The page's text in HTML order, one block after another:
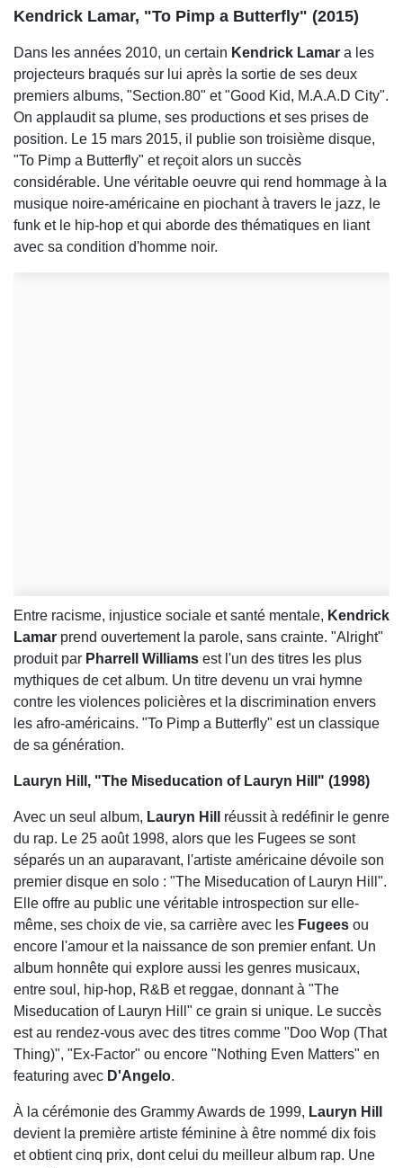
Kendrick Lamar, "To Pimp a Butterfly" (2015)
Dans les années 2010, un certain Kendrick Lamar a les
projecteurs braqués sur lui après la sortie de ses deux
premiers albums, "Section.80" et "Good Kid, M.A.A.D City".
On applaudit sa plume, ses productions et ses prises de
position. Le 15 mars 2015, il publie son troisième disque,
"To Pimp a Butterfly" et reçoit alors un succès
considérable. Une véritable oeuvre qui rend hommage à la
musique noire-américaine en piochant à travers le jazz, le
funk et le hip-hop et qui aborde des thématiques en liant
avec sa condition d'homme noir.
Entre racisme, injustice sociale et santé mentale, Kendrick
Lamar prend ouvertement la parole, sans crainte. "Alright"
produit par Pharrell Williams est l'un des titres les plus
mythiques de cet album. Un titre devenu un vrai hymne
contre les violences policières et la discrimination envers
les afro-américains. "To Pimp a Butterfly" est un classique
de sa génération.
Lauryn Hill, "The Miseducation of Lauryn Hill" (1998)
Avec un seul album, Lauryn Hill réussit à redéfinir le genre
du rap. Le 25 août 1998, alors que les Fugees se sont
séparés un an auparavant, l'artiste américaine dévoile son
premier disque en solo : "The Miseducation of Lauryn Hill".
Elle offre au public une véritable introspection sur elle-
même, ses choix de vie, sa carrière avec les Fugees ou
encore l'amour et la naissance de son premier enfant. Un
album honnête qui explore aussi les genres musicaux,
entre soul, hip-hop, R&B et reggae, donnant à "The
Miseducation of Lauryn Hill" ce grain si unique. Le succès
est au rendez-vous avec des titres comme "Doo Wop (That
Thing)", "Ex-Factor" ou encore "Nothing Even Matters" en
featuring avec D'Angelo.
À la cérémonie des Grammy Awards de 1999, Lauryn Hill
devient la première artiste féminine à être nommé dix fois
et obtient cinq prix, dont celui du meilleur album rap. Une